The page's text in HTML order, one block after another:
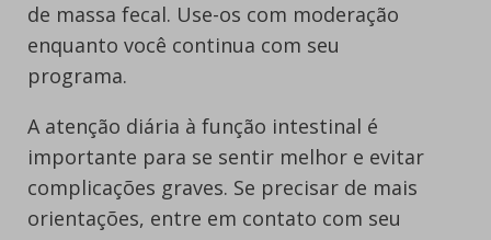
de massa fecal. Use-os com moderação
enquanto você continua com seu
programa.
A atenção diária à função intestinal é
importante para se sentir melhor e evitar
complicações graves. Se precisar de mais
orientações, entre em contato com seu